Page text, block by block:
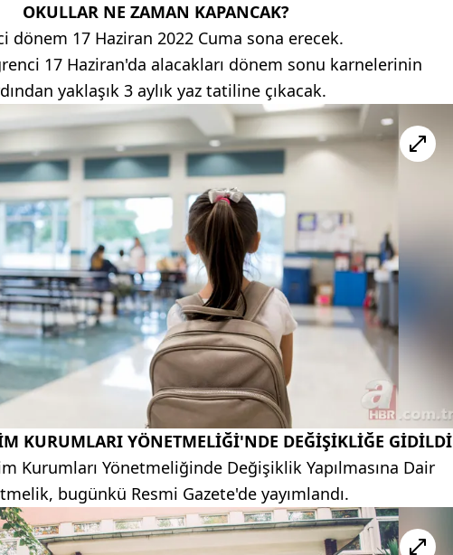
OKULLAR NE ZAMAN KAPANCAK?
dönem 17 Haziran 2022 Cuma sona erecek.
17 Haziran'da alacakları dönem sonu karnelerinin
yaklaşık 3 aylık yaz tatiline çıkacak.
KURUMLARI YÖNETMELİĞİ'NDE DEĞİŞİKLİĞE GİDİLDİ
Kurumları Yönetmeliğinde Değişiklik Yapılmasına Dair
bugünkü Resmi Gazete'de yayımlandı.